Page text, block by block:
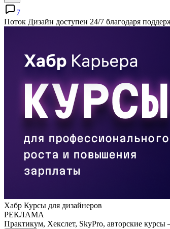
7
Поток Дизайн доступен 24/7 благодаря
Хабр Курсы для дизайнеров
РЕКЛАМА
Практикум, Хекслет, SkyPro, авторские